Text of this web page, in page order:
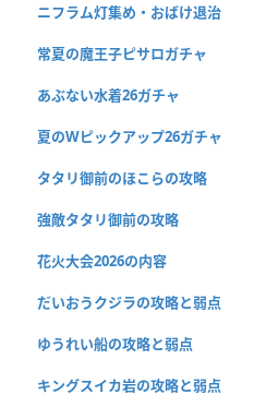
ニフラム灯集め・おばけ退治
常夏の魔王子ピサロガチャ
あぶない水着26ガチャ
夏のWピックアップ26ガチャ
タタリ御前のほこらの攻略
強敵タタリ御前の攻略
花火大会2026の内容
だいおうクジラの攻略と弱点
ゆうれい船の攻略と弱点
キングスイカ岩の攻略と弱点